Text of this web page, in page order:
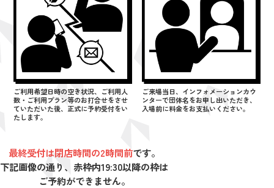
ご利用希望日時の空き状況、ご利用人
数・ご利用プラン等のお打合せをさせ
ていただいた後、正式に予約受付をい
たします。
ご来場当日、インフォメーションカウ
ンターで団体名をお申し出いただき、
入場前に料金をお支払いください。
最終受付は閉店時間の2時間前です。
下記画像の通り、赤枠内19:30以降の枠は
ご予約ができません。